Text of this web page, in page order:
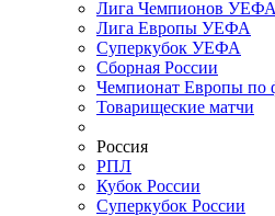
Лига Чемпионов УЕФА
Лига Европы УЕФА
Суперкубок УЕФА
Сборная России
Чемпионат Европы по
Товарищеские матчи
Россия
РПЛ
Кубок России
Суперкубок России